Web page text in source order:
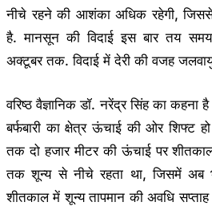
नीचे रहने की आशंका अधिक रहेगी,
है. मानसून की विदाई इस बार तय
अक्टूबर तक. विदाई में देरी की वजह जलवायु
वरिष्ठ वैज्ञानिक डॉ. नरेंद्र सिंह का
बर्फबारी का क्षेत्र ऊंचाई की ओर शिफ्ट
तक दो हजार मीटर की ऊंचाई पर
तक शून्य से नीचे रहता था, जिसमें अब
शीतकाल में शून्य तापमान की अवधि